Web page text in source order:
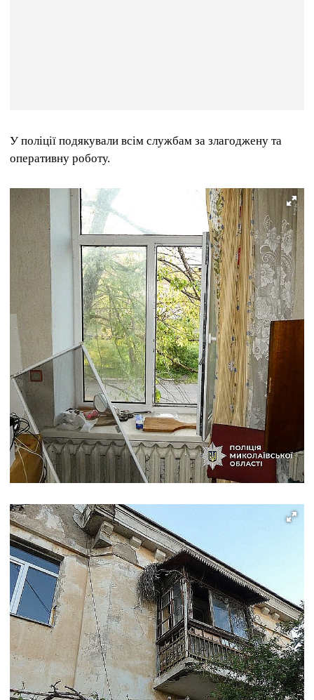
У поліції подякували всім службам за злагоджену та
оперативну роботу.